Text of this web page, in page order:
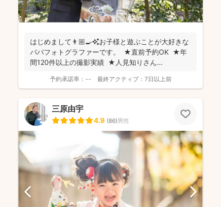
はじめまして👨🏼‍🍳✨お子様と遊ぶことが大好きな
パパフォトグラファーです。 ★直前予約OK ★年
間120件以上の撮影実績 ★人見知りさん...
予約承諾率： -- 最終アクティブ： 7日以上前
三原由宇
4.9 (86)男性